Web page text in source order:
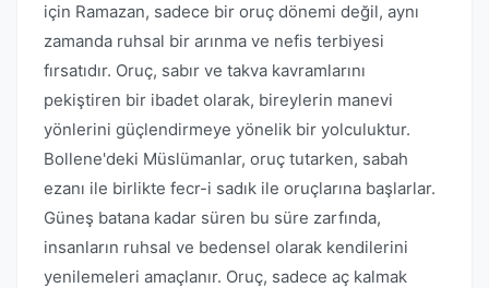
için Ramazan, sadece bir oruç dönemi değil, aynı
zamanda ruhsal bir arınma ve nefis terbiyesi
fırsatıdır. Oruç, sabır ve takva kavramlarını
pekiştiren bir ibadet olarak, bireylerin manevi
yönlerini güçlendirmeye yönelik bir yolculuktur.
Bollene'deki Müslümanlar, oruç tutarken, sabah
ezanı ile birlikte fecr-i sadık ile oruçlarına başlarlar.
Güneş batana kadar süren bu süre zarfında,
insanların ruhsal ve bedensel olarak kendilerini
yenilemeleri amaçlanır. Oruç, sadece aç kalmak